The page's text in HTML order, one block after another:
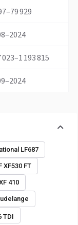
929
023–1 193 815
LF687
XF530 FT
410
TDI